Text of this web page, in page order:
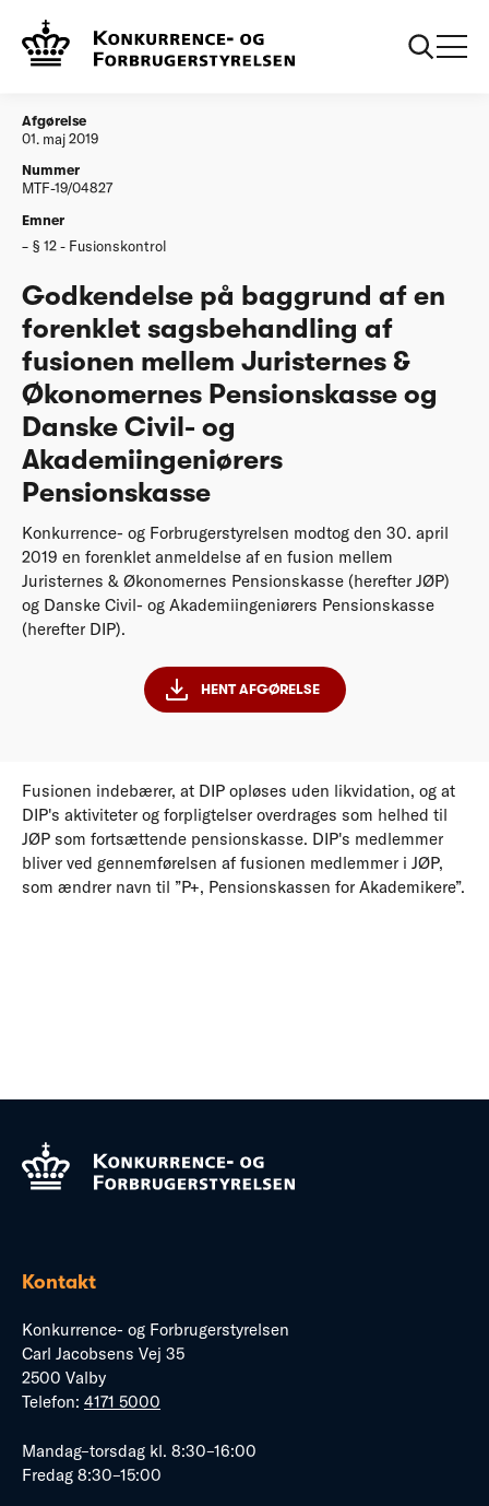
Afgørelser
mellem JØP og Danske Civil- og
Akademiingeniørers Pensionskasse
Afgørelse
01. maj 2019
Nummer
MTF-19/04827
Emner
§ 12 - Fusionskontrol
Godkendelse på baggrund af en
forenklet sagsbehandling af
fusionen mellem Juristernes &
Økonomernes Pensionskasse og
Danske Civil- og
Akademiingeniørers
Pensionskasse
Konkurrence- og Forbrugerstyrelsen modtog den 30. april
2019 en forenklet anmeldelse af en fusion mellem
Juristernes & Økonomernes Pensionskasse (herefter JØP)
og Danske Civil- og Akademiingeniørers Pensionskasse
(herefter DIP).
HENT AFGØRELSE
Fusionen indebærer, at DIP opløses uden likvidation, og at
DIP's aktiviteter og forpligtelser overdrages som helhed til
JØP som fortsættende pensionskasse. DIP's medlemmer
bliver ved gennemførelsen af fusionen medlemmer i JØP,
som ændrer navn til ”P+, Pensionskassen for Akademikere”.
Kontakt
Konkurrence- og Forbrugerstyrelsen
Carl Jacobsens Vej 35
2500 Valby
Telefon: 4171 5000
Mandag–torsdag kl. 8:30–16:00
Fredag 8:30–15:00